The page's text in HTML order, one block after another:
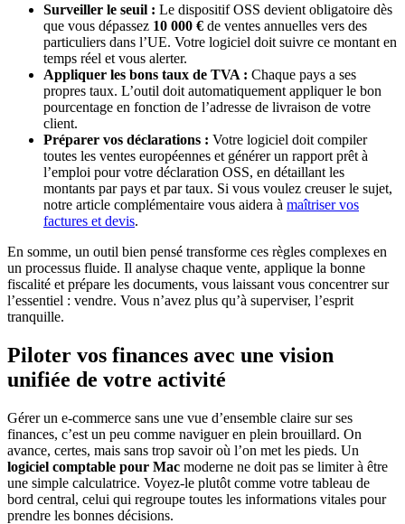
Surveiller le seuil : Le dispositif OSS devient obligatoire dès
que vous dépassez 10 000 € de ventes annuelles vers des
particuliers dans l’UE. Votre logiciel doit suivre ce montant en
temps réel et vous alerter.
Appliquer les bons taux de TVA : Chaque pays a ses
propres taux. L’outil doit automatiquement appliquer le bon
pourcentage en fonction de l’adresse de livraison de votre
client.
Préparer vos déclarations : Votre logiciel doit compiler
toutes les ventes européennes et générer un rapport prêt à
l’emploi pour votre déclaration OSS, en détaillant les
montants par pays et par taux. Si vous voulez creuser le sujet,
notre article complémentaire vous aidera à maîtriser vos
factures et devis.
En somme, un outil bien pensé transforme ces règles complexes en
un processus fluide. Il analyse chaque vente, applique la bonne
fiscalité et prépare les documents, vous laissant vous concentrer sur
l’essentiel : vendre. Vous n’avez plus qu’à superviser, l’esprit
tranquille.
Piloter vos finances avec une vision
unifiée de votre activité
Gérer un e-commerce sans une vue d’ensemble claire sur ses
finances, c’est un peu comme naviguer en plein brouillard. On
avance, certes, mais sans trop savoir où l’on met les pieds. Un
logiciel comptable pour Mac moderne ne doit pas se limiter à être
une simple calculatrice. Voyez-le plutôt comme votre tableau de
bord central, celui qui regroupe toutes les informations vitales pour
prendre les bonnes décisions.